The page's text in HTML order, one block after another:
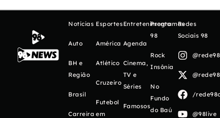
Notícias
Auto
BH e
Região
Brasil
Carreira
Esportes
América
Atlético
Cruzeiro
Futebol
em
Entretenimento
Agenda
Cinema,
TV e
Séries
Famosos
Programas
98
Rock
Insônia
No
Fundo
do Baú
Redes
Sociais 98
/
@98live